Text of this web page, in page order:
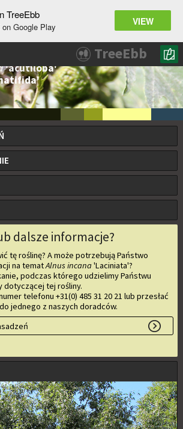
TreeEbb
on Google Play VIEW
'Laciniata'
Laciniata
'acutiloba'
dalsze informacje?
tę roślinę? A może potrzebują Państwo
na tematAlnus incana'Laciniata'?
podczas którego udzielimy Państwu
dotyczącej tej rośliny.
telefonu +31(0) 485 31 20 21 lub przesłać
jednego z naszych doradców.
TreeEbb